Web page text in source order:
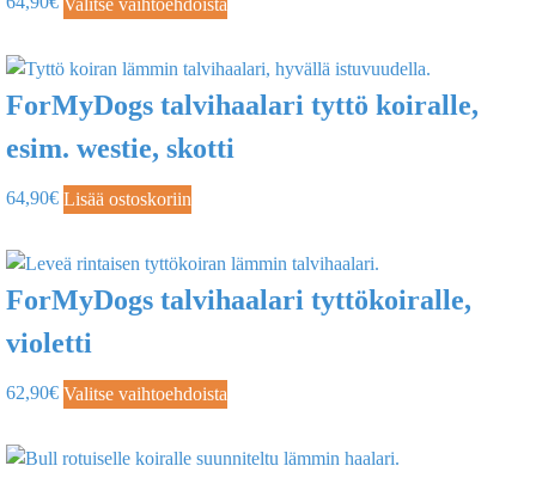
ForMyDogs talvihaalari tyttö koiralle,
esim. westie, skotti
64,90€ Lisää ostoskoriin
ForMyDogs talvihaalari tyttökoiralle,
violetti
62,90€ Valitse vaihtoehdoista